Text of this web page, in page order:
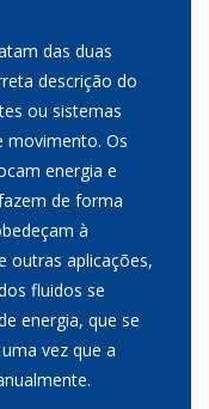
das duas
descrição do
ou sistemas
movimento. Os
energia e
de forma
à
outras aplicações,
fluidos se
energia, que se
vez que a